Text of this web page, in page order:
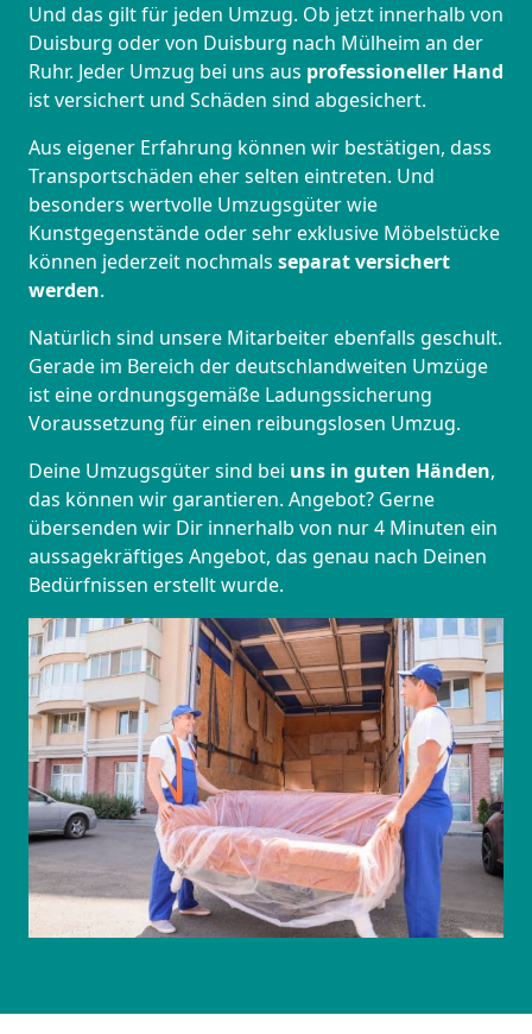
Und das gilt für jeden Umzug. Ob jetzt innerhalb von
Duisburg oder von Duisburg nach Mülheim an der
Ruhr. Jeder Umzug bei uns aus professioneller Hand
ist versichert und Schäden sind abgesichert.
Aus eigener Erfahrung können wir bestätigen, dass
Transportschäden eher selten eintreten. Und
besonders wertvolle Umzugsgüter wie
Kunstgegenstände oder sehr exklusive Möbelstücke
können jederzeit nochmals separat versichert
werden.
Natürlich sind unsere Mitarbeiter ebenfalls geschult.
Gerade im Bereich der deutschlandweiten Umzüge
ist eine ordnungsgemäße Ladungssicherung
Voraussetzung für einen reibungslosen Umzug.
Deine Umzugsgüter sind bei uns in guten Händen,
das können wir garantieren. Angebot? Gerne
übersenden wir Dir innerhalb von nur 4 Minuten ein
aussagekräftiges Angebot, das genau nach Deinen
Bedürfnissen erstellt wurde.